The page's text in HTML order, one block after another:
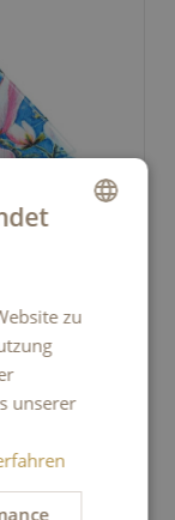
g
zu
unserer